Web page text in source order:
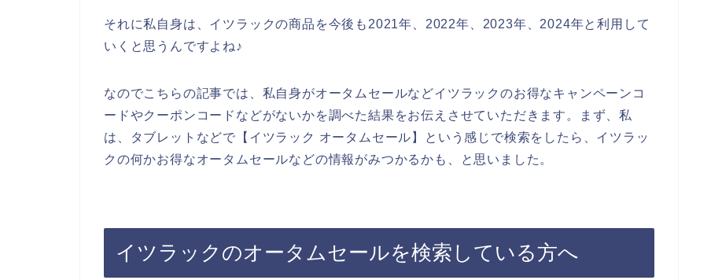
それに私自身は、イツラックの商品を今後も2021年、2022年、2023年、2024年と利用して
いくと思うんですよね♪
なのでこちらの記事では、私自身がオータムセールなどイツラックのお得なキャンペーンコ
ードやクーポンコードなどがないかを調べた結果をお伝えさせていただきます。まず、私
は、タブレットなどで【イツラック オータムセール】という感じで検索をしたら、イツラッ
クの何かお得なオータムセールなどの情報がみつかるかも、と思いました。
イツラックのオータムセールを検索している方へ